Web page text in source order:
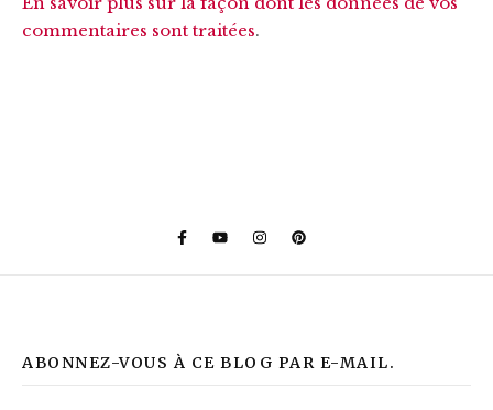
commentaires sont traitées.
ABONNEZ-VOUS À CE BLOG PAR E-MAIL.